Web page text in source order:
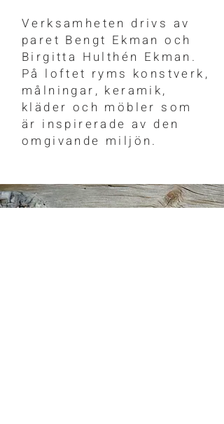
Verksamheten drivs av
paret Bengt Ekman och
Birgitta Hulthén Ekman.
På loftet ryms konstverk,
målningar, keramik,
kläder och möbler som
är inspirerade av den
omgivande miljön.